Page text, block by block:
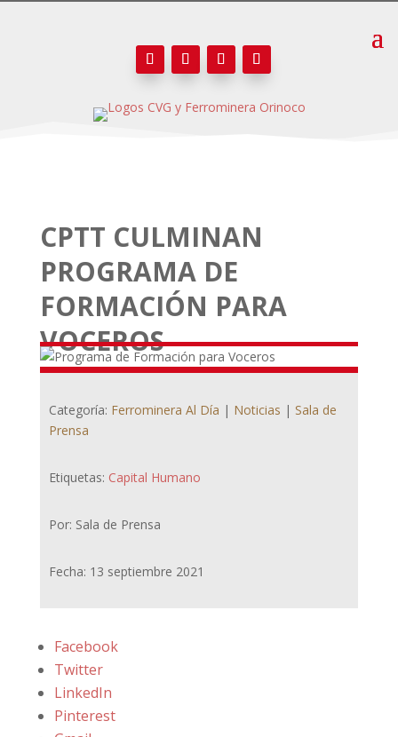
CPTT CULMINAN
PROGRAMA DE
FORMACIÓN PARA
VOCEROS
Categoría: Ferrominera Al Día | Noticias | Sala de
Prensa
Etiquetas: Capital Humano
Por: Sala de Prensa
Fecha: 13 septiembre 2021
Facebook
Twitter
LinkedIn
Pinterest